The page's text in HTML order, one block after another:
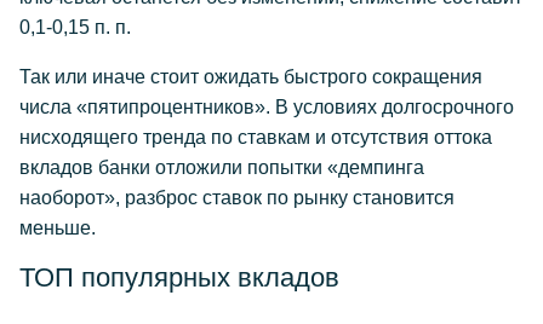
0,1-0,15 п. п.
Так или иначе стоит ожидать быстрого сокращения
числа «пятипроцентников». В условиях долгосрочного
нисходящего тренда по ставкам и отсутствия оттока
вкладов банки отложили попытки «демпинга
наоборот», разброс ставок по рынку становится
меньше.
ТОП популярных вкладов